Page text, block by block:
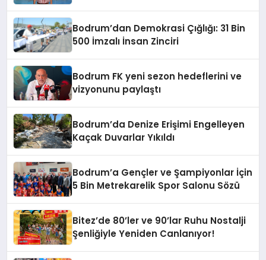
Bodrum’dan Demokrasi Çığlığı: 31 Bin
500 İmzalı İnsan Zinciri
Bodrum FK yeni sezon hedeflerini ve
vizyonunu paylaştı
Bodrum’da Denize Erişimi Engelleyen
Kaçak Duvarlar Yıkıldı
Bodrum’a Gençler ve Şampiyonlar İçin
5 Bin Metrekarelik Spor Salonu Sözü
Bitez’de 80’ler ve 90’lar Ruhu Nostalji
Şenliğiyle Yeniden Canlanıyor!